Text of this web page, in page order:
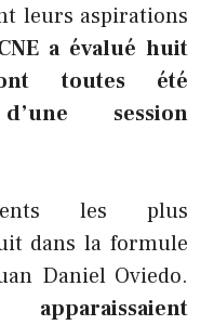
leurs aspirations
a évalué huit
toutes été
session
les plus
dans la formule
Daniel Oviedo.